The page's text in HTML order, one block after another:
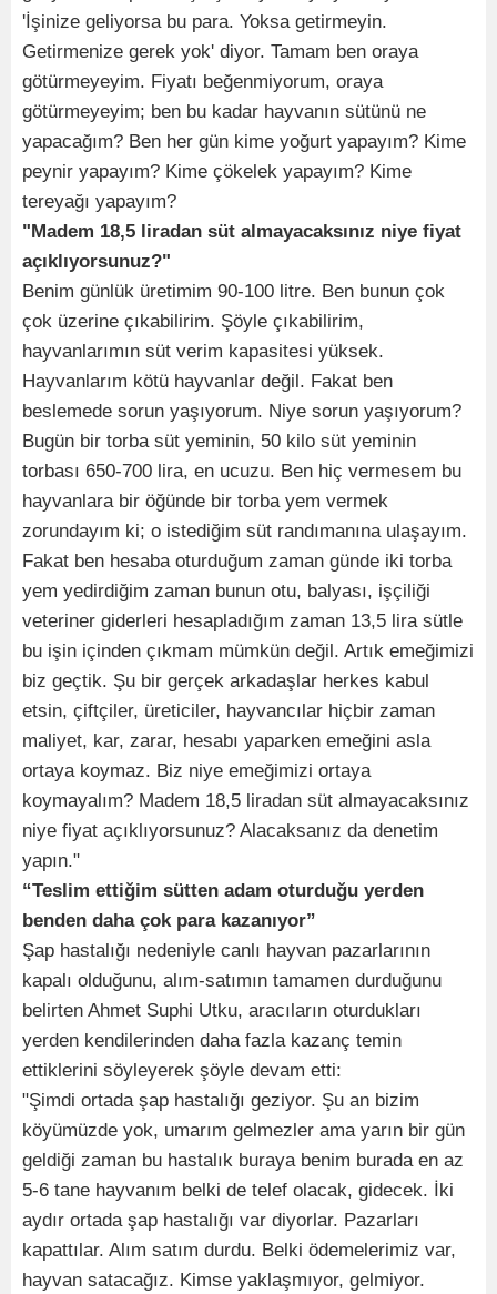
'İşinize geliyorsa bu para. Yoksa getirmeyin.
Getirmenize gerek yok' diyor. Tamam ben oraya
götürmeyeyim. Fiyatı beğenmiyorum, oraya
götürmeyeyim; ben bu kadar hayvanın sütünü ne
yapacağım? Ben her gün kime yoğurt yapayım? Kime
peynir yapayım? Kime çökelek yapayım? Kime
tereyağı yapayım?
"Madem 18,5 liradan süt almayacaksınız niye fiyat
açıklıyorsunuz?"
Benim günlük üretimim 90-100 litre. Ben bunun çok
çok üzerine çıkabilirim. Şöyle çıkabilirim,
hayvanlarımın süt verim kapasitesi yüksek.
Hayvanlarım kötü hayvanlar değil. Fakat ben
beslemede sorun yaşıyorum. Niye sorun yaşıyorum?
Bugün bir torba süt yeminin, 50 kilo süt yeminin
torbası 650-700 lira, en ucuzu. Ben hiç vermesem bu
hayvanlara bir öğünde bir torba yem vermek
zorundayım ki; o istediğim süt randımanına ulaşayım.
Fakat ben hesaba oturduğum zaman günde iki torba
yem yedirdiğim zaman bunun otu, balyası, işçiliği
veteriner giderleri hesapladığım zaman 13,5 lira sütle
bu işin içinden çıkmam mümkün değil. Artık emeğimizi
biz geçtik. Şu bir gerçek arkadaşlar herkes kabul
etsin, çiftçiler, üreticiler, hayvancılar hiçbir zaman
maliyet, kar, zarar, hesabı yaparken emeğini asla
ortaya koymaz. Biz niye emeğimizi ortaya
koymayalım? Madem 18,5 liradan süt almayacaksınız
niye fiyat açıklıyorsunuz? Alacaksanız da denetim
yapın."
“Teslim ettiğim sütten adam oturduğu yerden
benden daha çok para kazanıyor”
Şap hastalığı nedeniyle canlı hayvan pazarlarının
kapalı olduğunu, alım-satımın tamamen durduğunu
belirten Ahmet Suphi Utku, aracıların oturdukları
yerden kendilerinden daha fazla kazanç temin
ettiklerini söyleyerek şöyle devam etti:
"Şimdi ortada şap hastalığı geziyor. Şu an bizim
köyümüzde yok, umarım gelmezler ama yarın bir gün
geldiği zaman bu hastalık buraya benim burada en az
5-6 tane hayvanım belki de telef olacak, gidecek. İki
aydır ortada şap hastalığı var diyorlar. Pazarları
kapattılar. Alım satım durdu. Belki ödemelerimiz var,
hayvan satacağız. Kimse yaklaşmıyor, gelmiyor.